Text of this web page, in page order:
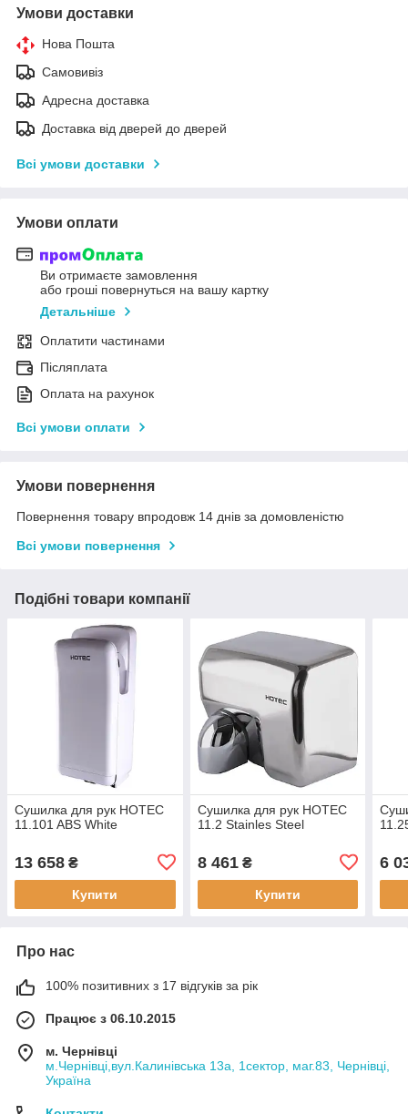
Умови доставки
Нова Пошта
Самовивіз
Адресна доставка
Доставка від дверей до дверей
Всі умови доставки
Умови оплати
Ви отримаєте замовлення
або гроші повернуться на вашу картку
Детальніше
Оплатити частинами
Післяплата
Оплата на рахунок
Всі умови оплати
Умови повернення
Повернення товару впродовж 14 днів за домовленістю
Всі умови повернення
Подібні товари компанії
Сушилка для рук HOTEC
11.101 ABS White
13 658 ₴
Купити
Сушилка для рук HOTEC
11.2 Stainles Steel
8 461₴
Купити
6
Про нас
100% позитивних з 17 відгуків за рік
Працює з 06.10.2015
м. Чернівці
м.Чернівці,вул.Калинівська 13а, 1сектор, маг.83, Чернівці,
Україна